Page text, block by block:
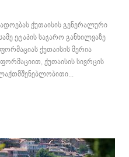
ქუთაისის გენერალური
ეტაპის საჯარო განხილვაზე
ქუთაისის მერია
ქუთაისის სივრცის